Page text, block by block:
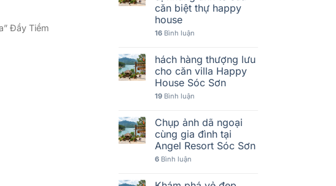
Đầy Tiềm
căn biệt thự happy
house
16Bình luận
hách hàng thượng lưu
cho căn villa Happy
House Sóc Sơn
19Bình luận
Chụp ảnh dã ngoại
cùng gia đình tại
Angel Resort Sóc Sơn
6Bình luận